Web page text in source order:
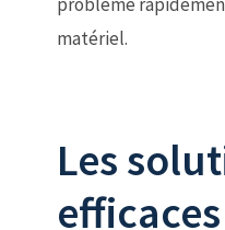
matériel.
Les